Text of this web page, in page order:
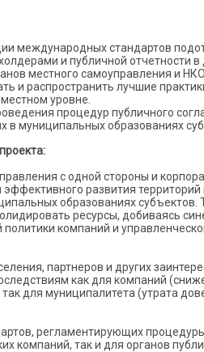
международных стандартов
и публичной отчетности в
местного самоуправления и НКО.
и распространить лучшие
уровне.
процедур публичного
в муниципальных образованиях
с одной стороны и
развития территорий
образованиях субъектов.
ресурсы, добиваясь
компаний и
партнеров и других
как для компаний
для муниципалитета (утрата
регламентирующих
компаний, так и для органов